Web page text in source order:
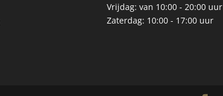
Vrijdag: van 10:00 - 20:00 uur
Zaterdag: 10:00 - 17:00 uur